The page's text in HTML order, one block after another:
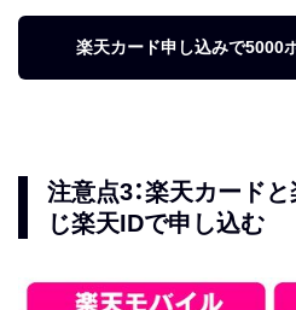
楽天カード申し込みで5000
注意点3：楽天カード
じ楽天IDで申し込む